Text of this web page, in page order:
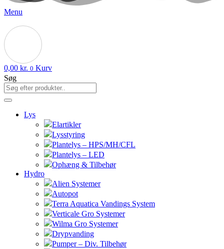
Menu
0,00 kr. 0 Kurv
Søg
Lys
Elartikler
Lysstyring
Plantelys – HPS/MH/CFL
Plantelys – LED
Ophæng & Tilbehør
Hydro
Alien Systemer
Autopot
Terra Aquatica Vandings System
Verticale Gro Systemer
Wilma Gro Systemer
Drypvanding
Pumper – Div. Tilbehør